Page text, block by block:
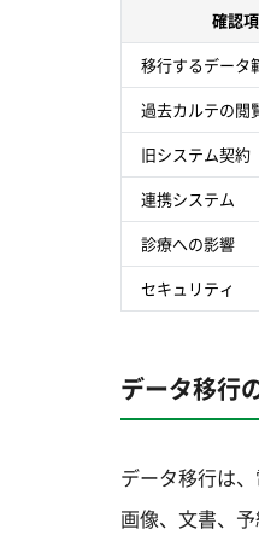
確認
移行するデータ
過去カルテの閲
旧システム契約
連携システム
診療への影響
セキュリティ
データ移行
データ移行は
画像、文書、